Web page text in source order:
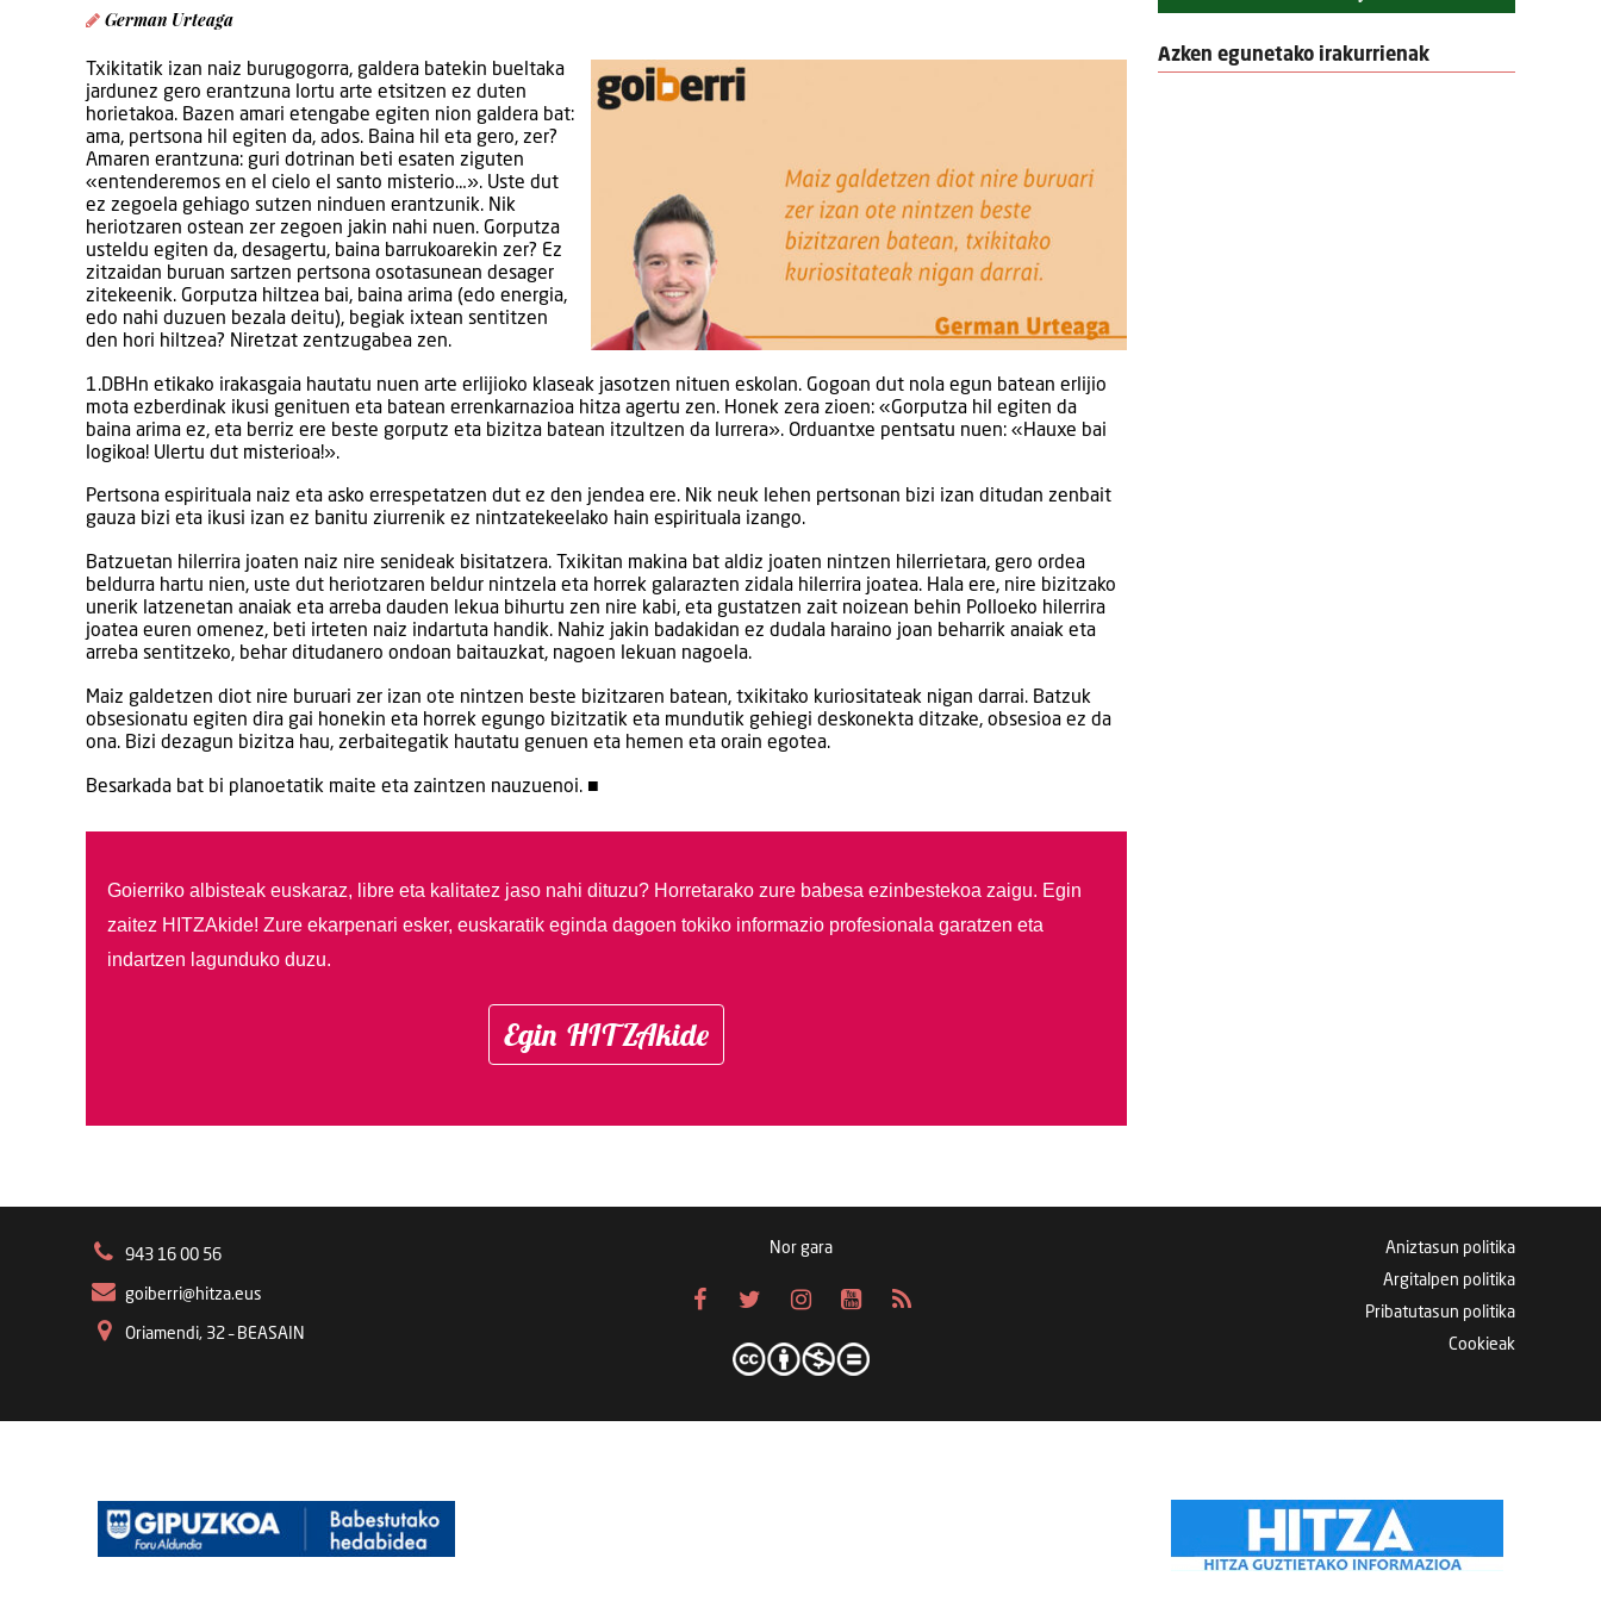
German Urteaga
Txikitatik izan naiz burugogorra, galdera batekin bueltaka
jardunez gero erantzuna lortu arte etsitzen ez duten
horietakoa. Bazen amari etengabe egiten nion galdera bat:
ama, pertsona hil egiten da, ados. Baina hil eta gero, zer?
Amaren erantzuna: guri dotrinan beti esaten ziguten
«entenderemos en el cielo el santo misterio…». Uste dut
ez zegoela gehiago sutzen ninduen erantzunik. Nik
heriotzaren ostean zer zegoen jakin nahi nuen. Gorputza
usteldu egiten da, desagertu, baina barrukoarekin zer? Ez
zitzaidan buruan sartzen pertsona osotasunean desager
zitekeenik. Gorputza hiltzea bai, baina arima (edo energia,
edo nahi duzuen bezala deitu), begiak ixtean sentitzen
den hori hiltzea? Niretzat zentzugabea zen.
1.DBHn etikako irakasgaia hautatu nuen arte erlijioko klaseak jasotzen nituen eskolan. Gogoan dut nola egun batean erlijio
mota ezberdinak ikusi genituen eta batean errenkarnazioa hitza agertu zen. Honek zera zioen: «Gorputza hil egiten da
baina arima ez, eta berriz ere beste gorputz eta bizitza batean itzultzen da lurrera». Orduantxe pentsatu nuen: «Hauxe bai
logikoa! Ulertu dut misterioa!».
Pertsona espirituala naiz eta asko errespetatzen dut ez den jendea ere. Nik neuk lehen pertsonan bizi izan ditudan zenbait
gauza bizi eta ikusi izan ez banitu ziurrenik ez nintzatekeelako hain espirituala izango.
Batzuetan hilerrira joaten naiz nire senideak bisitatzera. Txikitan makina bat aldiz joaten nintzen hilerrietara, gero ordea
beldurra hartu nien, uste dut heriotzaren beldur nintzela eta horrek galarazten zidala hilerrira joatea. Hala ere, nire bizitzako
unerik latzenetan anaiak eta arreba dauden lekua bihurtu zen nire kabi, eta gustatzen zait noizean behin Polloeko hilerrira
joatea euren omenez, beti irteten naiz indartuta handik. Nahiz jakin badakidan ez dudala haraino joan beharrik anaiak eta
arreba sentitzeko, behar ditudanero ondoan baitauzkat, nagoen lekuan nagoela.
Maiz galdetzen diot nire buruari zer izan ote nintzen beste bizitzaren batean, txikitako kuriositateak nigan darrai. Batzuk
obsesionatu egiten dira gai honekin eta horrek egungo bizitzatik eta mundutik gehiegi deskonekta ditzake, obsesioa ez da
ona. Bizi dezagun bizitza hau, zerbaitegatik hautatu genuen eta hemen eta orain egotea.
Besarkada bat bi planoetatik maite eta zaintzen nauzuenoi. ■
Goierriko albisteak euskaraz, libre eta kalitatez jaso nahi dituzu? Horretarako zure babesa ezinbestekoa zaigu. Egin
zaitez HITZAkide! Zure ekarpenari esker, euskaratik eginda dagoen tokiko informazio profesionala garatzen eta
indartzen lagunduko duzu.
Egin HITZAkide
Azken egunetako irakurrienak
943 16 00 56
goiberri@hitza.eus
Oriamendi, 32 – BEASAIN
Nor gara
Aniztasun politika
Argitalpen politika
Pribatutasun politika
Cookieak